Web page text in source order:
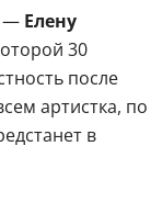
— Елену
30
после
артистка, по
в